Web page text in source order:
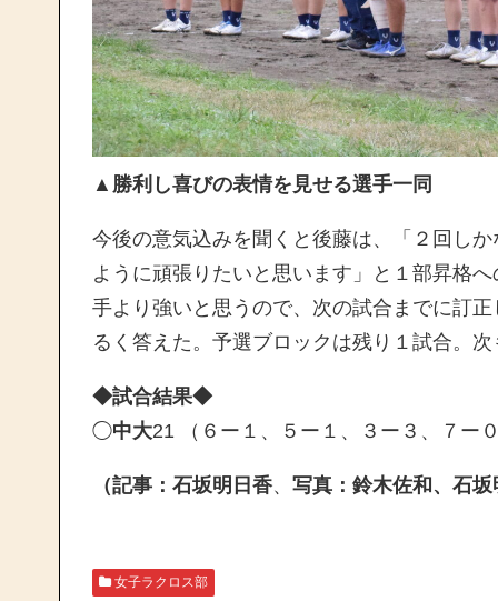
▲ 勝利し喜びの表情を見せる選手一同
今後の意気込みを聞くと後藤は、「２回し
ように頑張りたいと思います」と１部昇格
手より強いと思うので、次の試合までに訂
るく答えた。予選ブロックは残り１試合。
◆試合結果◆
◯中大21 （６ー１、５ー１、３ー３、７ー
（記事：石坂明日香、 写真：鈴木佐和、石坂
女子ラクロス部